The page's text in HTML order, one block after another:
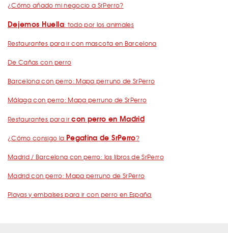
¿Cómo añado mi negocio a SrPerro?
Dejemos Huella: todo por los animales
Restaurantes para ir con mascota en Barcelona
De Cañas con perro
Barcelona con perro: Mapa perruno de SrPerro
Málaga con perro: Mapa perruno de SrPerro
Restaurantes para ircon perro en Madrid
¿Cómo consigo la Pegatina de SrPerro?
Madrid / Barcelona con perro: los libros de SrPerro
Madrid con perro: Mapa perruno de SrPerro
Playas y embalses para ir con perro en España